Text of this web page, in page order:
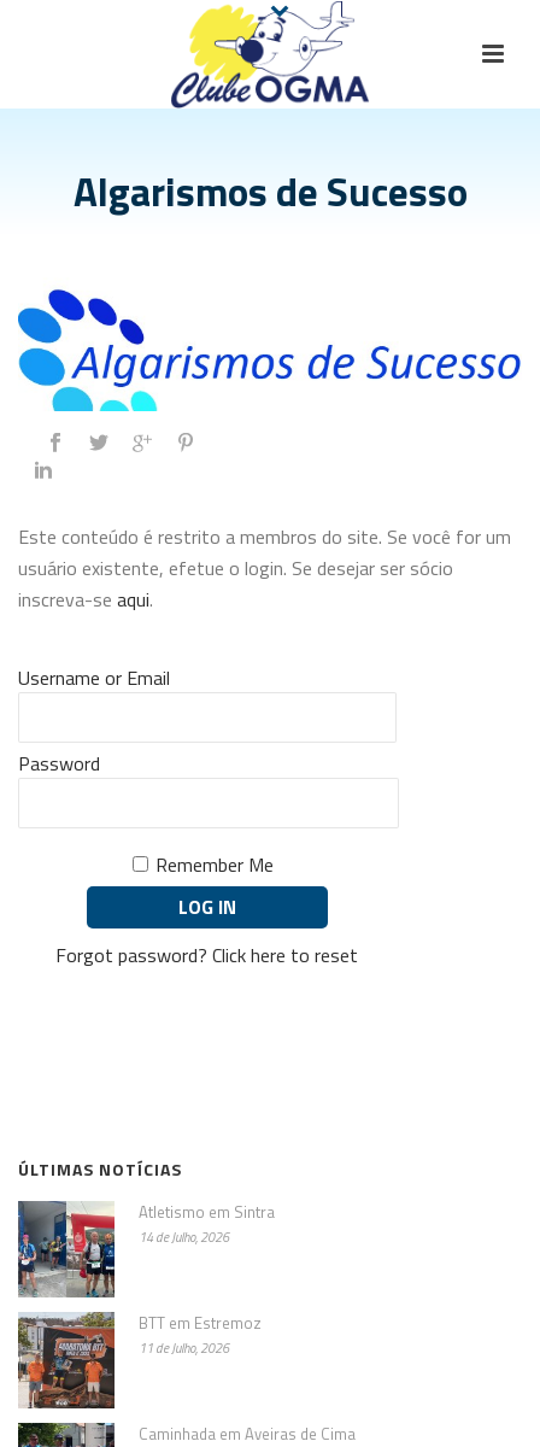
Algarismos de Sucesso
Este conteúdo é restrito a membros do site. Se você for um
usuário existente, efetue o login. Se desejar ser sócio
inscreva-se aqui.
Username or Email
Password
Remember Me
Forgot password?Click here to reset
ÚLTIMAS NOTÍCIAS
Atletismo em Sintra
14 de Julho, 2026
BTT em Estremoz
11 de Julho, 2026
Caminhada em Aveiras de Cima